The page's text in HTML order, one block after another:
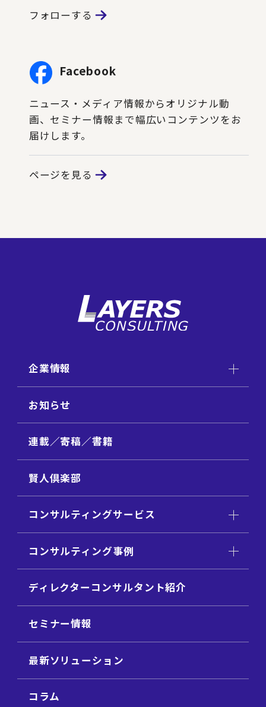
フォローする
Facebook
ニュース・メディア情報からオリジナル動
画、セミナー情報まで幅広いコンテンツをお
届けします。
ページを見る
企業情報
お知らせ
連載／寄稿／書籍
賢人倶楽部
コンサルティングサービス
コンサルティング事例
ディレクターコンサルタント紹介
セミナー情報
最新ソリューション
コラム